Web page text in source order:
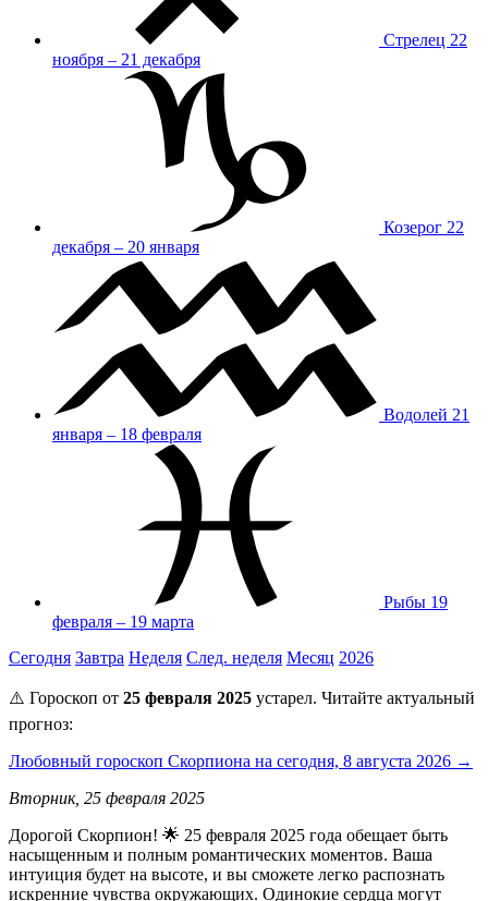
Стрелец 22
ноября – 21 декабря
Козерог 22
декабря – 20 января
Водолей 21
января – 18 февраля
Рыбы 19
февраля – 19 марта
Сегодня Завтра Неделя След. неделя Месяц 2026
⚠️ Гороскоп от 25 февраля 2025 устарел. Читайте актуальный
прогноз:
Любовный гороскоп Скорпиона на сегодня, 8 августа 2026 →
Вторник, 25 февраля 2025
Дорогой Скорпион! 🌟 25 февраля 2025 года обещает быть
насыщенным и полным романтических моментов. Ваша
интуиция будет на высоте, и вы сможете легко распознать
искренние чувства окружающих. Одинокие сердца могут